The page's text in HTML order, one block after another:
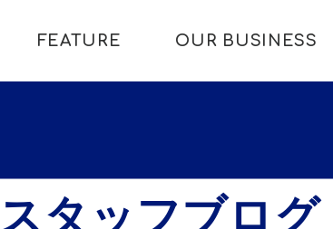
FEATURE OUR BUSINESS
スタッフブログ